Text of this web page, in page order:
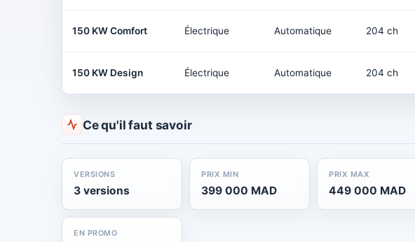
150 KW Comfort Électrique Automatique 204 ch
150 KW Design Électrique Automatique 204 ch
Ce qu'il faut savoir
VERSIONS
3 versions
PRIX MIN
399 000 MAD
PRIX MAX
449 000 MAD
EN PROMO